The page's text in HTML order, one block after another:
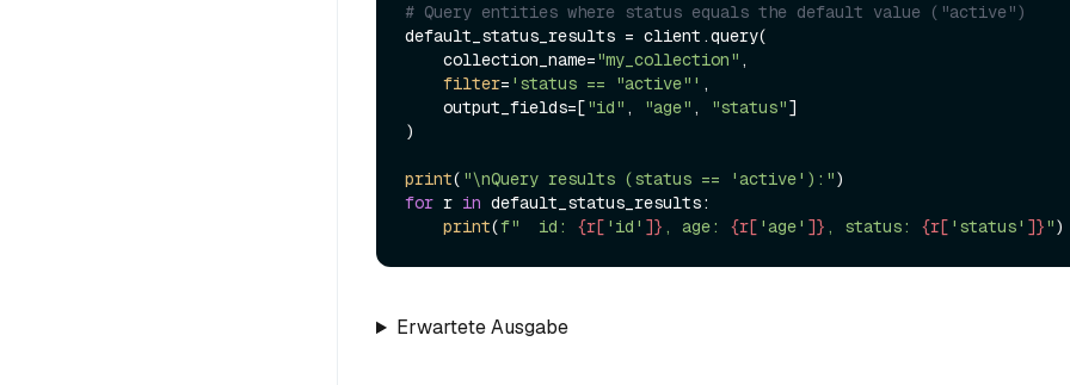
# Query entities where status equals the default value ("active")
default_status_results = client.query(
    collection_name=
"my_collection" ,
filter= 'status == "active"' ,
    output_fields=[
"id" , "age" , "status"]
)
print( "\nQuery results (status == 'active'):"
for r in default_status_results:
print(f"  id: {r[ 'id' ]} , age: {r[ 'age' ]} , status: {r[ 'status' ]}"
Erwartete Ausgabe